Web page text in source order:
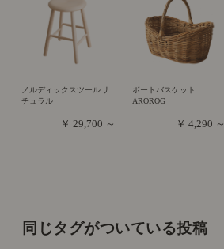
ノルディックスツール ナ
チュラル
￥ 29,700 ～
ボートバスケット
AROROG
￥ 4,290 ～
同じタグがついている投稿